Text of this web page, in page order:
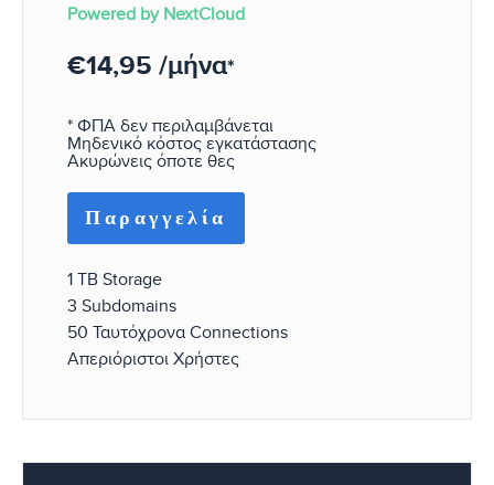
Powered by NextCloud
€14,95 /μήνα*
* ΦΠΑ δεν περιλαμβάνεται
Μηδενικό κόστος εγκατάστασης
Ακυρώνεις όποτε θες
Παραγγελία
1 TB Storage
3 Subdomains
50 Ταυτόχρονα Connections
Απεριόριστοι Χρήστες